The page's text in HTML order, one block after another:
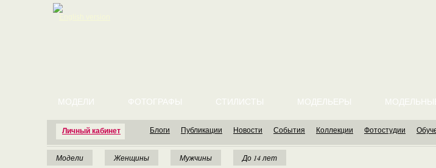
Личный кабинет
МОДЕЛИ ФОТОГРАФЫ СТИЛИСТЫ МОДЕЛЬЕРЫ
Блоги Публикации Новости События Коллекции Фотостудии
Модели Женщины Мужчины До 14 лет